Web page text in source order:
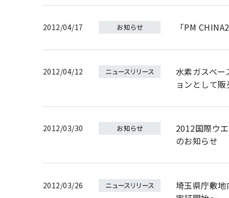
2012/04/17 「PM
2012/04/12
水素ガスベ
ョンとして
2012/03/30
2012国際ウ
のお知らせ
2012/03/26
埼玉県庁敷